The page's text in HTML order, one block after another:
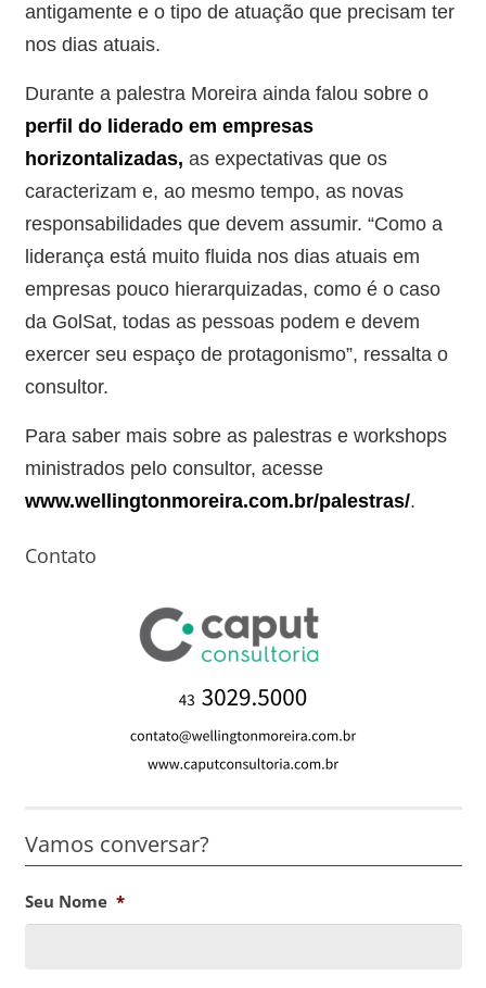
antigamente e o tipo de atuação que precisam ter
nos dias atuais.
Durante a palestra Moreira ainda falou sobre o
perfil do liderado em empresas
horizontalizadas, as expectativas que os
caracterizam e, ao mesmo tempo, as novas
responsabilidades que devem assumir. “Como a
liderança está muito fluida nos dias atuais em
empresas pouco hierarquizadas, como é o caso
da GolSat, todas as pessoas podem e devem
exercer seu espaço de protagonismo”, ressalta o
consultor.
Para saber mais sobre as palestras e workshops
ministrados pelo consultor, acesse
www.wellingtonmoreira.com.br/palestras/.
Contato
Vamos conversar?
Seu Nome *